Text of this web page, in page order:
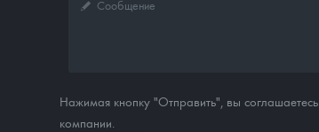
Нажимая кнопку "Отправить", вы соглашаетесь
компании.